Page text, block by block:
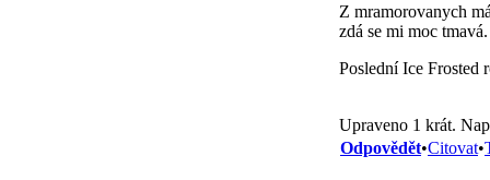
Z mramorovanych
zdá se mi moc tmavá.
Poslední Ice Frosted
Upraveno 1 krát.
Odpovědět•Citovat•